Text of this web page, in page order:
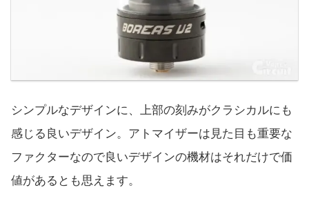
シンプルなデザインに、上部の刻みがクラシカルにも
感じる良いデザイン。アトマイザーは見た目も重要な
ファクターなので良いデザインの機材はそれだけで価
値があるとも思えます。